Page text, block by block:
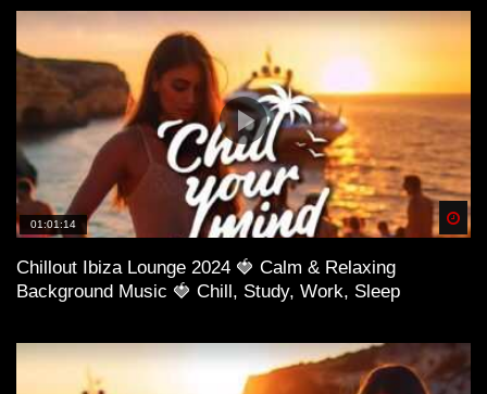
01:01:14
Chillout Ibiza Lounge 2024 🍓 Calm & Relaxing
Background Music 🍓 Chill, Study, Work, Sleep